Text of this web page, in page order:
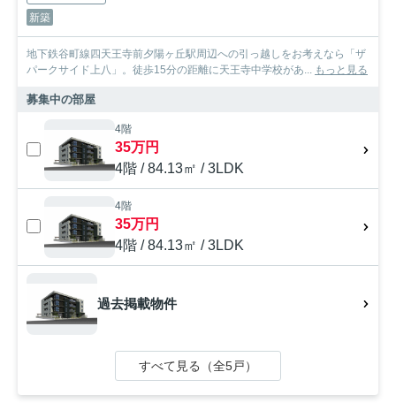
新築
地下鉄谷町線四天王寺前夕陽ヶ丘駅周辺への引っ越しをお考えなら「ザ
パークサイド上八」。徒歩15分の距離に天王寺中学校があ... もっと見る
募集中の部屋
4階
35万円
4階 / 84.13㎡ / 3LDK
4階
35万円
4階 / 84.13㎡ / 3LDK
過去掲載物件
すべて見る（全5戸）